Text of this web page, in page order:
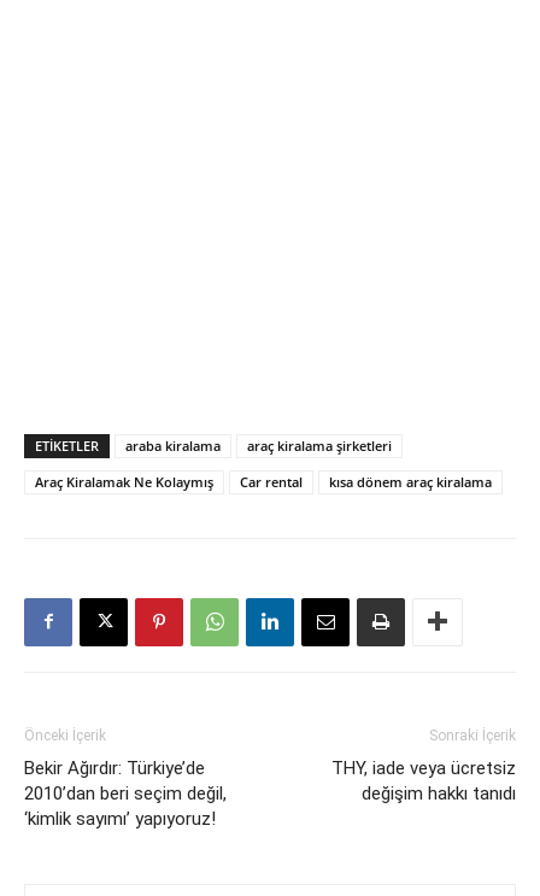
ETIKETLER araba kiralama
araç kiralama şirketleri
Araç Kiralamak Ne Kolaymış
Car rental kısa dönem araç kiralama
Önceki İçerik
Bekir Ağırdır: Türkiye’de
2010’dan beri seçim değil,
‘kimlik sayımı’ yapıyoruz!
Sonraki İçerik
THY, iade veya ücretsiz
değişim hakkı tanıdı